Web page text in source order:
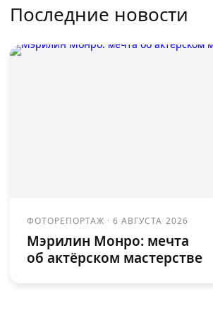
Последние новости
ФОТОРЕПОРТАЖ ·6 АВГУСТА 2026
Мэрилин Монро: мечта
об актёрском мастерстве